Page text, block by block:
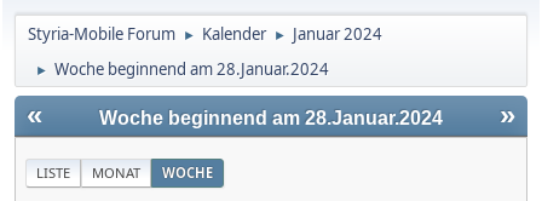
Styria-Mobile Forum ► Kalender ► Januar 2024
► Woche beginnend am 28.Januar.2024
« »
Woche beginnend am 28.Januar.2024
LISTE MONAT WOCHE